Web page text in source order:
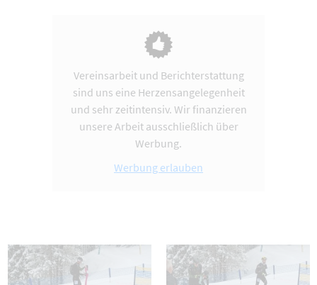
Vereinsarbeit und Berichterstattung
sind uns eine Herzensangelegenheit
und sehr zeitintensiv. Wir finanzieren
unsere Arbeit ausschließlich über
Werbung.
Werbung erlauben